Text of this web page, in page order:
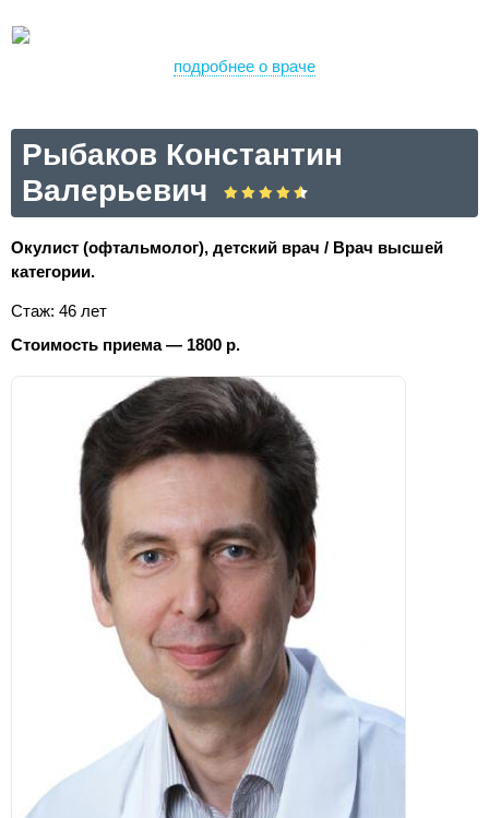
подробнее о враче
Рыбаков Константин
Валерьевич
Окулист (офтальмолог), детский врач / Врач высшей
категории.
Стаж: 46 лет
Стоимость приема — 1800 р.